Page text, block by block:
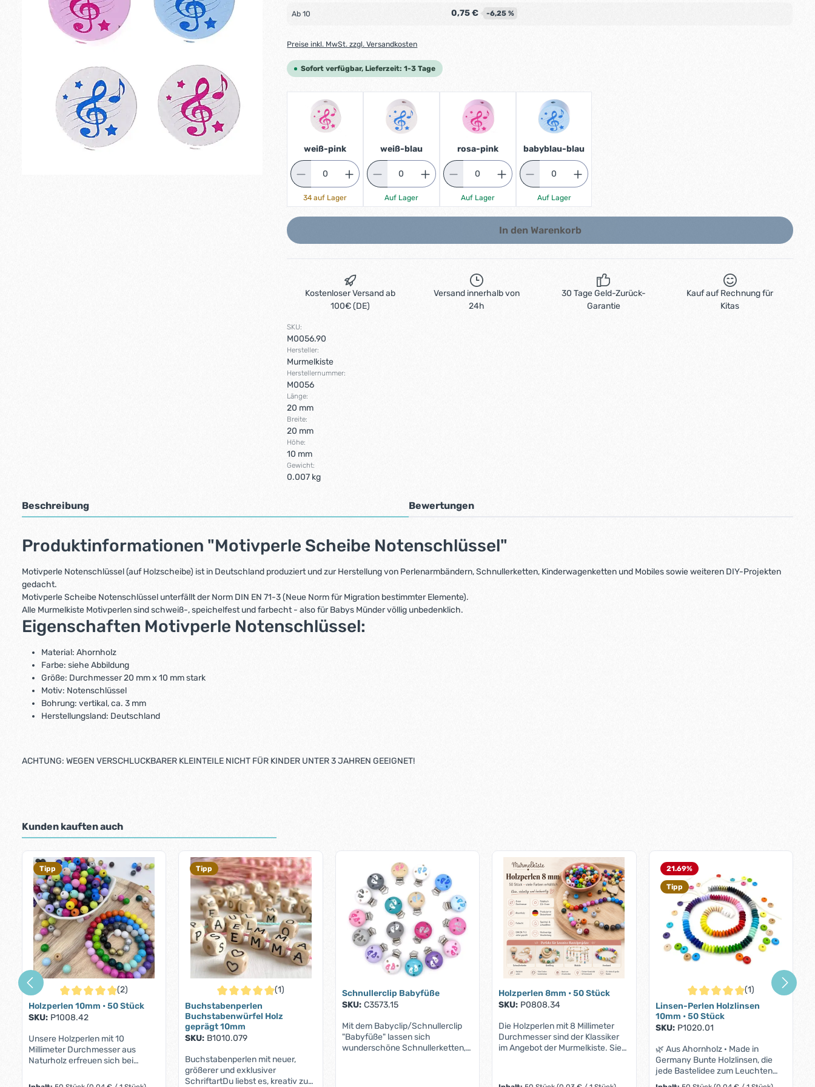
Ab10 0,75 € -6,25 %
Preise inkl. MwSt. zzgl. Versandkosten
Sofort verfügbar, Lieferzeit: 1-3 Tage
weiß-pink
34 auf Lager
weiß-blau
Auf Lager
rosa-pink
Auf Lager
babyblau-blau
Auf Lager
In den Warenkorb
Kostenloser Versand ab
100€ (DE)
Versand innerhalb von
24h
30 Tage Geld-Zurück-
Garantie
Kauf auf Rechnung für
Kitas
SKU:
M0056.90
Hersteller:
Murmelkiste
Herstellernummer:
M0056
Länge:
20 mm
Breite:
20 mm
Höhe:
10 mm
Gewicht:
0.007 kg
Beschreibung Bewertungen
Produktinformationen "Motivperle Scheibe Notenschlüssel"
Motivperle Notenschlüssel (auf Holzscheibe) ist in Deutschland produziert und zur Herstellung von Perlenarmbändern, Schnullerketten, Kinderwagenketten und Mobiles sowie weiteren DIY-Projekten
gedacht.
Motivperle Scheibe Notenschlüssel unterfällt der Norm DIN EN 71-3 (Neue Norm für Migration bestimmter Elemente).
Alle Murmelkiste Motivperlen sind schweiß-, speichelfest und farbecht - also für Babys Münder völlig unbedenklich.
Eigenschaften Motivperle Notenschlüssel:
Material: Ahornholz
Farbe: siehe Abbildung
Größe: Durchmesser 20 mm x 10 mm stark
Motiv: Notenschlüssel
Bohrung: vertikal, ca. 3 mm
Herstellungsland: Deutschland
ACHTUNG: WEGEN VERSCHLUCKBARER KLEINTEILE NICHT FÜR KINDER UNTER 3 JAHREN GEEIGNET!
Kunden kauften auch
Produktgalerie überspringen
Tipp
Durchschnittliche Bewertung von 5 von 5 Sternen
(2)
Holzperlen 10mm • 50 Stück
SKU: P1008.42
Unsere Holzperlen mit 10
Millimeter Durchmesser aus
Naturholz erfreuen sich bei
Beliebtheit. Sei es zur Herstellung
Tipp
Durchschnittliche Bewertung von 5 von 5 Sternen
(1)
Buchstabenperlen
Buchstabenwürfel Holz
geprägt 10mm
SKU: B1010.079
Buchstabenperlen mit neuer,
größerer und exklusiver
SchriftartDu liebst es, kreativ zu
Schnullerclip Babyfüße
SKU: C3573.15
Mit dem Babyclip/Schnullerclip
"Babyfüße" lassen sich
wunderschöne Schnullerketten,
Holzperlen 8mm • 50 Stück
SKU: P0808.34
Die Holzperlen mit 8 Millimeter
Durchmesser sind der Klassiker
im Angebot der Murmelkiste. Sie
21.69%
Tipp
Durchschnittliche Bewertung
(1)
Linsen-Perlen Holzlinsen
10mm • 50 Stück
SKU: P1020.01
🌿 Aus Ahornholz · Made in
Germany Bunte Holzlinsen, die
jede Bastelidee zum Leuchten
bringen 50 flache Linsenperlen